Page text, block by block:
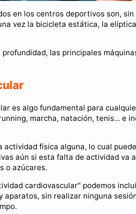
en los centros deportivos son,
vez la bicicleta estática, la
las principales
es algo fundamental para
marcha, natación, tenis... e
física alguna, lo cual
aún si esta falta de actividad va
o azúcares.
cardiovascular" podemos
aparatos, sin realizar ninguna